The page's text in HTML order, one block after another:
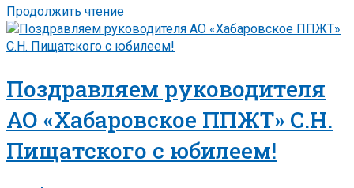
Продолжить чтение
Поздравляем руководителя
АО «Хабаровское ППЖТ» С.Н.
Пищатского с юбилеем!